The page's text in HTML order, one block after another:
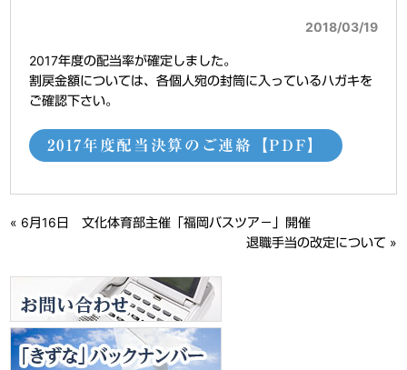
2018/03/19
2017年度の配当率が確定しました。
割戻金額については、各個人宛の封筒に入っているハガキを
ご確認下さい。
2017年度配当決算のご連絡【PDF】
« 6月16日 文化体育部主催「福岡バスツア－」開催
退職手当の改定について »